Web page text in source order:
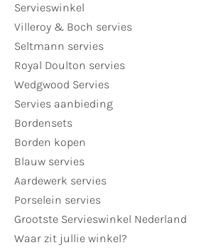
Servieswinkel
Villeroy & Boch servies
Seltmann servies
Royal Doulton servies
Wedgwood Servies
Servies aanbieding
Bordensets
Borden kopen
Blauw servies
Aardewerk servies
Porselein servies
Grootste Servieswinkel Nederland
Waar zit jullie winkel?